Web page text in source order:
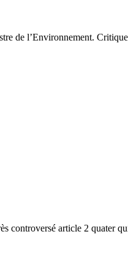
de l’Environnement.
controversé article 2 quater